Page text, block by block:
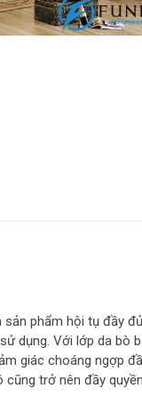
phẩm hội tụ đầy
dụng. Với lớp da bò
giác choáng ngợp
trở nên đầy